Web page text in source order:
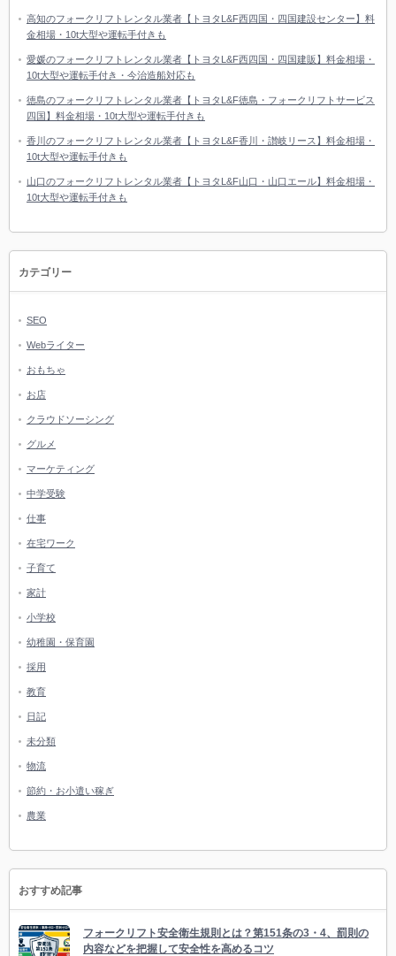
高知のフォークリフトレンタル業者【トヨタL&F西四国・四国建設センター】料
金相場・10t大型や運転手付きも
愛媛のフォークリフトレンタル業者【トヨタL&F西四国・四国建販】料金相場・
10t大型や運転手付き・今治造船対応も
徳島のフォークリフトレンタル業者【トヨタL&F徳島・フォークリフトサービス
四国】料金相場・10t大型や運転手付きも
香川のフォークリフトレンタル業者【トヨタL&F香川・讃岐リース】料金相場・
10t大型や運転手付きも
山口のフォークリフトレンタル業者【トヨタL&F山口・山口エール】料金相場・
10t大型や運転手付きも
カテゴリー
SEO
Webライター
おもちゃ
お店
クラウドソーシング
グルメ
マーケティング
中学受験
仕事
在宅ワーク
子育て
家計
小学校
幼稚園・保育園
採用
教育
日記
未分類
物流
節約・お小遣い稼ぎ
農業
おすすめ記事
フォークリフト安全衛生規則とは？第151条の3・4、罰則の
内容などを把握して安全性を高めるコツ